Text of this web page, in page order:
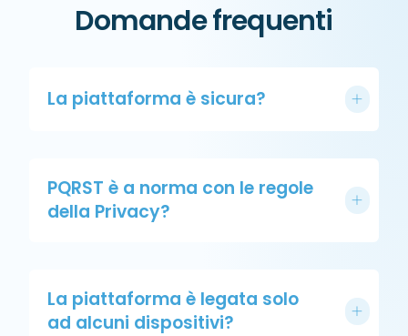
Domande frequenti
La piattaforma è sicura?
PQRST è a norma con le regole
della Privacy?
La piattaforma è legata solo
ad alcuni dispositivi?